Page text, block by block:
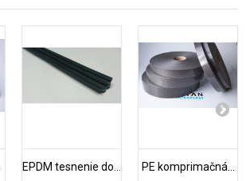
EPDM tesnenie do... PE komprimačná...